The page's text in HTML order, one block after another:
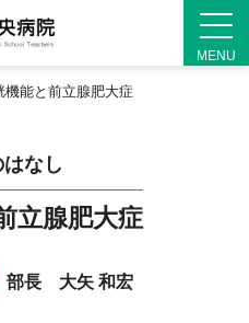
MENU
機能と前立腺肥大症
なし
立腺肥大症
部長 大矢 和宏